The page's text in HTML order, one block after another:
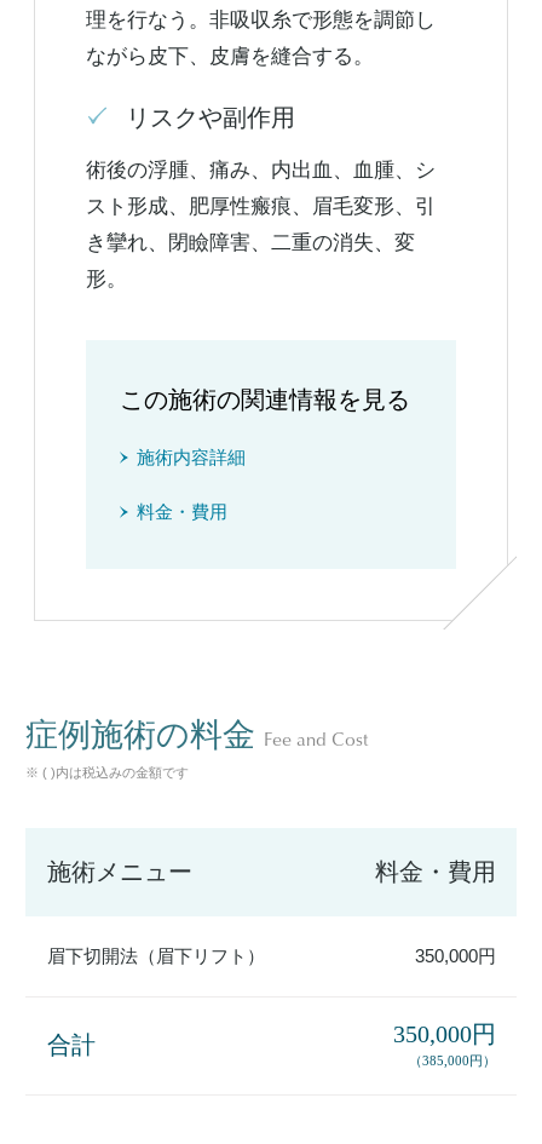
理を行なう。非吸収糸で形態を調節し
ながら皮下、皮膚を縫合する。
リスクや副作用
術後の浮腫、痛み、内出血、血腫、シ
スト形成、肥厚性瘢痕、眉毛変形、引
き攣れ、閉瞼障害、二重の消失、変
形。
この施術の関連情報を見る
施術内容詳細
料金・費用
症例施術の料金 Fee and Cost
※ ( )内は税込みの金額です
施術メニュー 料金・費用
眉下切開法（眉下リフト） 350,000円
合計 350,000円
（385,000円）